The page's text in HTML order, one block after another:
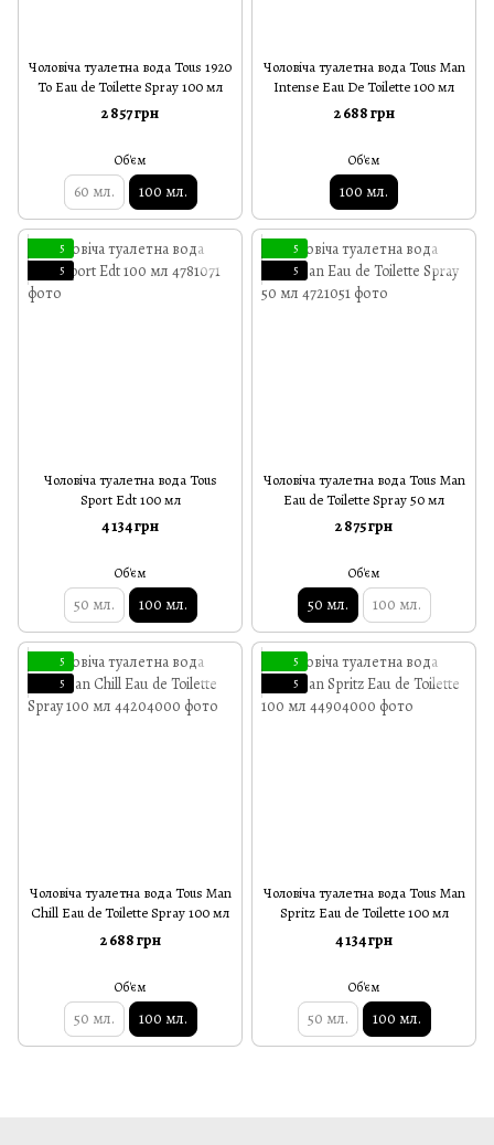
Чоловіча туалетна вода Tous 1920
To Eau de Toilette Spray 100 мл
2 857 грн
Об'єм
60 мл. 100 мл.
Чоловіча туалетна вода Tous Man
Intense Eau De Toilette 100 мл
2 688 грн
Об'єм
100 мл.
5
5
Чоловіча туалетна вода Tous
Sport Edt 100 мл
4 134 грн
Об'єм
50 мл. 100 мл.
5
5
Чоловіча туалетна вода Tous Man
Eau de Toilette Spray 50 мл
2 875 грн
Об'єм
50 мл. 100 мл.
5
5
Чоловіча туалетна вода Tous Man
Chill Eau de Toilette Spray 100 мл
2 688 грн
Об'єм
50 мл. 100 мл.
5
5
Чоловіча туалетна вода Tous Man
Spritz Eau de Toilette 100 мл
4 134 грн
Об'єм
50 мл. 100 мл.